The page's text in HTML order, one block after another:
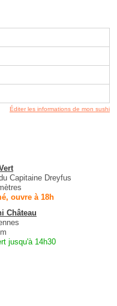
Éditer les informations de mon sushi
Capitaine Dreyfus
ouvre à 18h
Château
jusqu'à 14h30